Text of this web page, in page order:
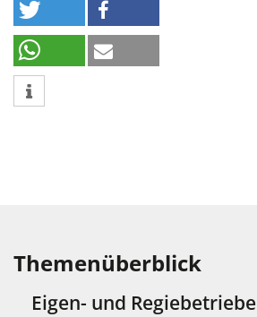
Themenüberblick
Eigen- und Regiebetriebe